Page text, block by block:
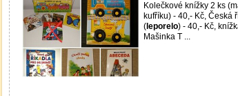
Kolečkové knížky 2 ks
kufříku) - 40,- Kč, Česká
( leporelo) - 40,- Kč,
Mašinka T ...